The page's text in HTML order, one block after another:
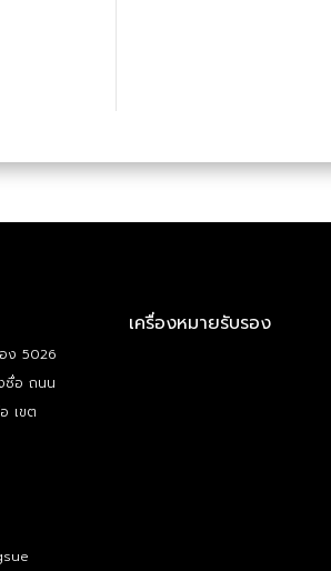
ง 5026
ซื่อ ถนน
เขต
เครื่องหมายรับรอง